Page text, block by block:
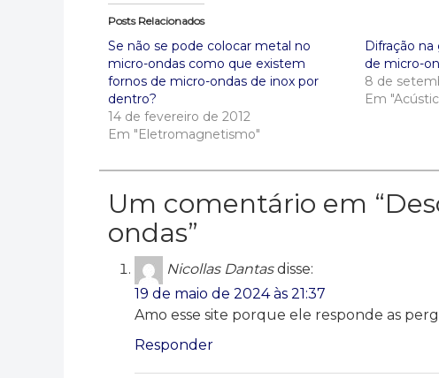
Posts Relacionados
Se não se pode colocar metal no
micro-ondas como que existem
fornos de micro-ondas de inox por
dentro?
14 de fevereiro de 2012
Em "Eletromagnetismo"
Difração
de micro-
8 de
Em
Um comentário em “
ondas”
Nicollas Dantas disse:
19 de maio de 2024 às 21:37
Amo esse site porque ele responde as
Responder